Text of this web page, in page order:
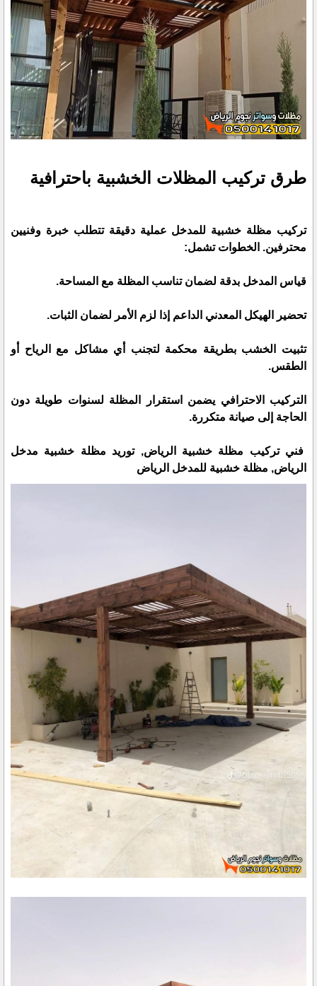
طرق تركيب المظلات الخشبية باحترافية
تركيب مظلة خشبية للمدخل عملية دقيقة تتطلب خبرة وفنيين
محترفين. الخطوات تشمل:
قياس المدخل بدقة لضمان تناسب المظلة مع المساحة.
تحضير الهيكل المعدني الداعم إذا لزم الأمر لضمان الثبات.
تثبيت الخشب بطريقة محكمة لتجنب أي مشاكل مع الرياح أو
الطقس.
التركيب الاحترافي يضمن استقرار المظلة لسنوات طويلة دون
الحاجة إلى صيانة متكررة.
فني تركيب مظلة خشبية الرياض, توريد مظلة خشبية مدخل
الرياض, مظلة خشبية للمدخل الرياض